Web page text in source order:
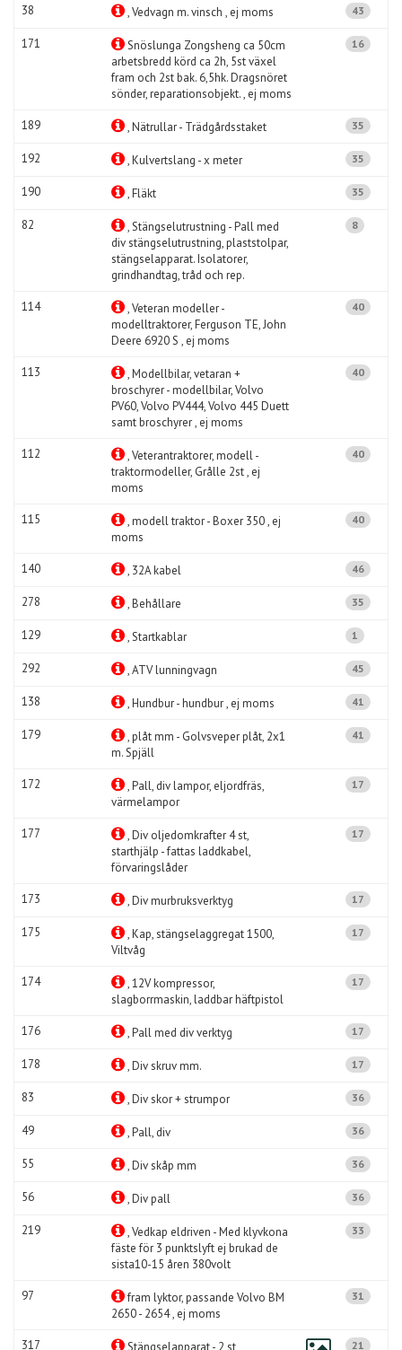
38 , Vedvagn m. vinsch , ej moms 43
171
Snöslunga Zongsheng ca 50cm
arbetsbredd körd ca 2h, 5st växel
fram och 2st bak. 6,5hk. Dragsnöret
sönder, reparationsobjekt. , ej moms
16
189 , Nätrullar - Trädgårdsstaket 35
192 , Kulvertslang - x meter 35
190 , Fläkt 35
82
, Stängselutrustning - Pall med
div stängselutrustning, plaststolpar,
stängselapparat. Isolatorer,
grindhandtag, tråd och rep.
8
114
, Veteran modeller -
modelltraktorer, Ferguson TE, John
Deere 6920 S , ej moms
40
113
, Modellbilar, vetaran +
broschyrer - modellbilar, Volvo
PV60, Volvo PV444, Volvo 445 Duett
samt broschyrer , ej moms
40
112
, Veterantraktorer, modell -
traktormodeller, Grålle 2st , ej
moms
40
115
, modell traktor - Boxer 350 , ej
moms
40
140 , 32A kabel 46
278 , Behållare 35
129 , Startkablar 1
292 , ATV lunningvagn 45
138 , Hundbur - hundbur , ej moms 41
179
, plåt mm - Golvsveper plåt, 2x1
m. Spjäll
41
172
, Pall, div lampor, eljordfräs,
värmelampor
17
177
, Div oljedomkrafter 4 st,
starthjälp - fattas laddkabel,
förvaringslåder
17
173 , Div murbruksverktyg 17
175
, Kap, stängselaggregat 1500,
Viltvåg
17
174
, 12V kompressor,
slagborrmaskin, laddbar häftpistol
17
176 , Pall med div verktyg 17
178 , Div skruv mm. 17
83 , Div skor + strumpor 36
49 , Pall, div 36
55 , Div skåp mm 36
56 , Div pall 36
219
, Vedkap eldriven - Med klyvkona
fäste för 3 punktslyft ej brukad de
sista10-15 åren 380volt
33
97
fram lyktor, passande Volvo BM
2650 - 2654 , ej moms
31
317 Stängselapparat - 2 st 21